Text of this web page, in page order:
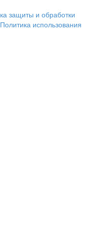
защиты и обработки
Политика использования